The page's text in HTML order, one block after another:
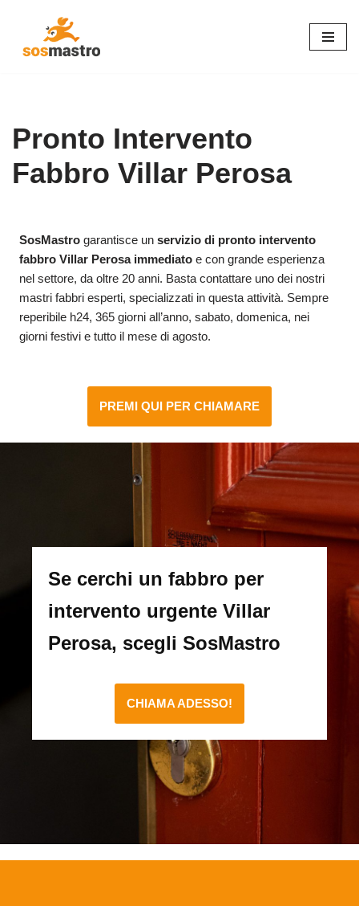
Pronto Intervento
Fabbro Villar Perosa
SosMastro garantisce unservizio di pronto intervento
fabbro Villar Perosa immediato e con grande esperienza
nel settore, da oltre 20 anni. Basta contattare uno dei nostri
mastri fabbri esperti, specializzati in questa attività. Sempre
reperibile h24, 365 giorni all’anno, sabato, domenica, nei
giorni festivi e tutto il mese di agosto.
PREMI QUI PER CHIAMARE
Se cerchi un fabbro per
intervento urgente Villar
Perosa, scegli SosMastro
CHIAMA ADESSO!